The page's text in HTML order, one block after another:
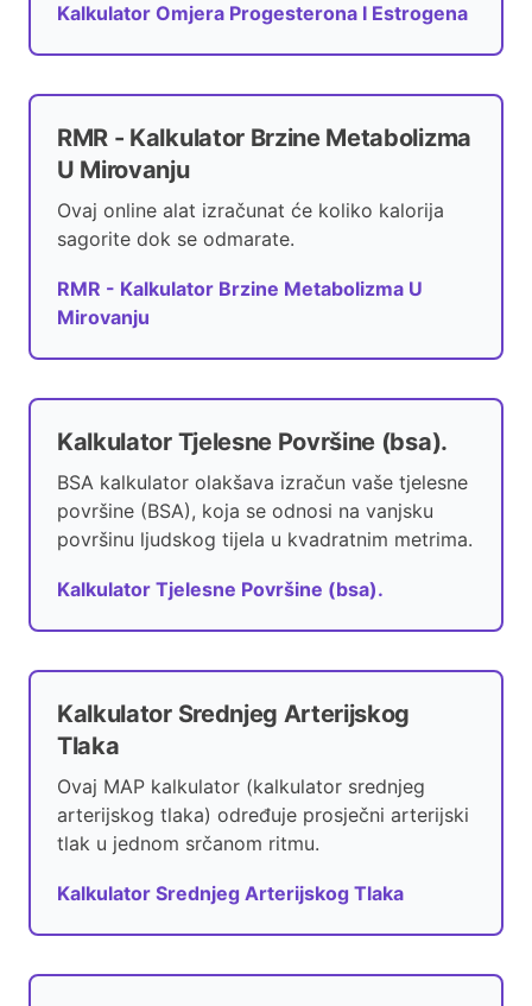
Kalkulator Omjera Progesterona I Estrogena
RMR - Kalkulator Brzine Metabolizma
U Mirovanju
Ovaj online alat izračunat će koliko kalorija
sagorite dok se odmarate.
RMR - Kalkulator Brzine Metabolizma U
Mirovanju
Kalkulator Tjelesne Površine (bsa).
BSA kalkulator olakšava izračun vaše tjelesne
površine (BSA), koja se odnosi na vanjsku
površinu ljudskog tijela u kvadratnim metrima.
Kalkulator Tjelesne Površine (bsa).
Kalkulator Srednjeg Arterijskog
Tlaka
Ovaj MAP kalkulator (kalkulator srednjeg
arterijskog tlaka) određuje prosječni arterijski
tlak u jednom srčanom ritmu.
Kalkulator Srednjeg Arterijskog Tlaka